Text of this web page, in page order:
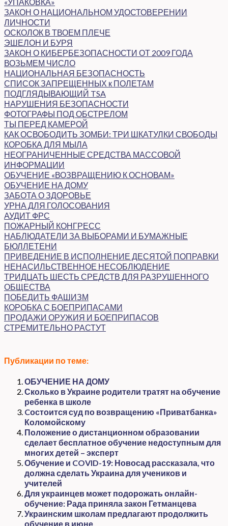
ЗАКОН О НАЦИОНАЛЬНОМ УДОСТОВЕРЕНИИ
ЛИЧНОСТИ
ОСКОЛОК В ТВОЕМ ПЛЕЧЕ
ЭШЕЛОН И БУРЯ
ЗАКОН О КИБЕРБЕЗОПАСНОСТИ ОТ 2009 ГОДА
ВОЗЬМЕМ ЧИСЛО
НАЦИОНАЛЬНАЯ БЕЗОПАСНОСТЬ
СПИСОК ЗАПРЕЩЕННЫХ к ПОЛЕТАМ
ПОДГЛЯДЫВАЮЩИЙ TSA
НАРУШЕНИЯ БЕЗОПАСНОСТИ
ФОТОГРАФЫ ПОД ОБСТРЕЛОМ
ТЫ ПЕРЕД КАМЕРОЙ
КАК ОСВОБОДИТЬ ЗОМБИ: ТРИ ШКАТУЛКИ СВОБОДЫ
КОРОБКА ДЛЯ МЫЛА
НЕОГРАНИЧЕННЫЕ СРЕДСТВА МАССОВОЙ
ИНФОРМАЦИИ
ОБУЧЕНИЕ «ВОЗВРАЩЕНИЮ К ОСНОВАМ»
ОБУЧЕНИЕ НА ДОМУ
ЗАБОТА О ЗДОРОВЬЕ
УРНА ДЛЯ ГОЛОСОВАНИЯ
АУДИТ ФРС
ПОЖАРНЫЙ КОНГРЕСС
НАБЛЮДАТЕЛИ ЗА ВЫБОРАМИ И БУМАЖНЫЕ
БЮЛЛЕТЕНИ
ПРИВЕДЕНИЕ В ИСПОЛНЕНИЕ ДЕСЯТОЙ ПОПРАВКИ
НЕНАСИЛЬСТВЕННОЕ НЕСОБЛЮДЕНИЕ
ТРИДЦАТЬ ШЕСТЬ СРЕДСТВ ДЛЯ РАЗРУШЕННОГО
ОБЩЕСТВА
ПОБЕДИТЬ ФАШИЗМ
КОРОБКА С БОЕПРИПАСАМИ
ПРОДАЖИ ОРУЖИЯ И БОЕПРИПАСОВ
СТРЕМИТЕЛЬНО РАСТУТ
Публикации по теме:
ОБУЧЕНИЕ НА ДОМУ
Сколько в Украине родители тратят на обучение
ребенка в школе
Cостоится суд по возвращению «Приватбанка»
Коломойскому
Положение о дистанционном образовании
сделает бесплатное обучение недоступным для
многих детей – эксперт
Обучение и COVID-19: Новосад рассказала, что
должна сделать Украина для учеников и
учителей
Для украинцев может подорожать онлайн-
обучение: Рада приняла закон Гетманцева
Украинским школам предлагают продолжить
обучение в июне